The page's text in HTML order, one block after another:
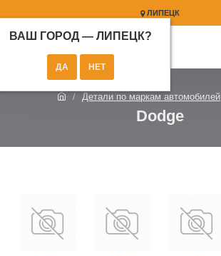
ЛИПЕЦК
ВАШ ГОРОД — ЛИПЕЦК?
Детали по маркам автомобилей
Dodge